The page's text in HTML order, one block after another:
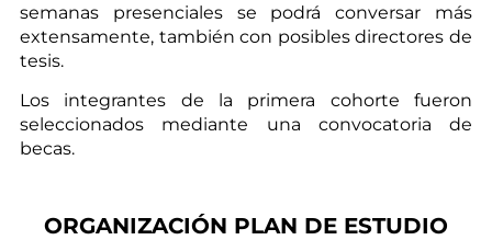
semanas presenciales se podrá conversar más
extensamente, también con posibles directores de
tesis.
Los integrantes de la primera cohorte fueron
seleccionados mediante una convocatoria de
becas.
ORGANIZACIÓN PLAN DE ESTUDIO